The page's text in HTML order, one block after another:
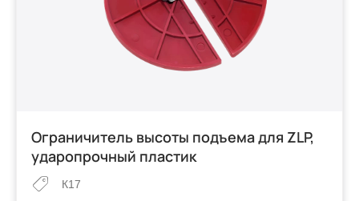
Ограничитель высоты подъема для ZLP,
ударопрочный пластик
К17